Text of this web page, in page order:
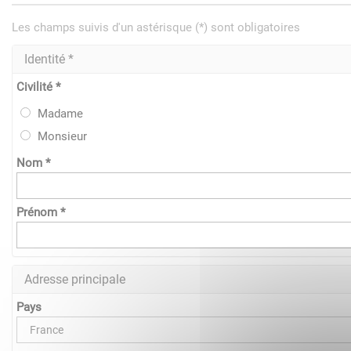
Les champs suivis d'un astérisque (*) sont obligatoires
Identité *
Civilité *
Madame
Monsieur
Nom *
Prénom *
Adresse principale
Pays
France